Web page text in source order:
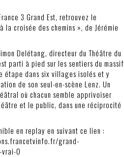
3 Grand Est, retrouvez le
la croisée des chemins », de Jérémie
Delétang, directeur du Théâtre du
parti à pied sur les sentiers du massif
étape dans six villages isolés et y
de son seul-en-scène Lenz. Un
où chacun semble apprivoiser
et le public, dans une réciprocité
en replay en suivant ce lien :
grand-
0